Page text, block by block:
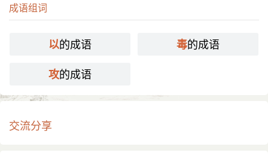
成语组词
以的成语 毒的成语
攻的成语
交流分享